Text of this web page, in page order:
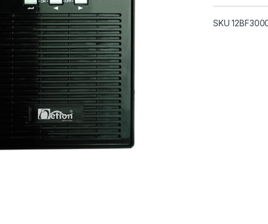
SKU